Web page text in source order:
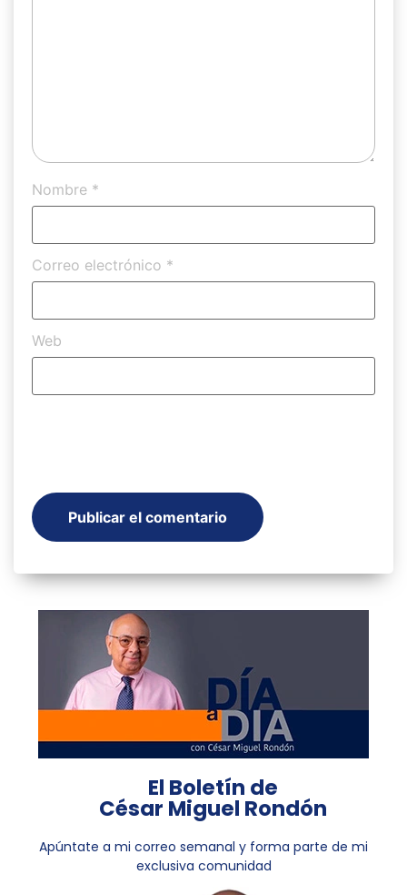
Nombre *
Correo electrónico *
Web
El Boletín de
César Miguel Rondón
Apúntate a mi correo semanal y forma parte de mi
exclusiva comunidad